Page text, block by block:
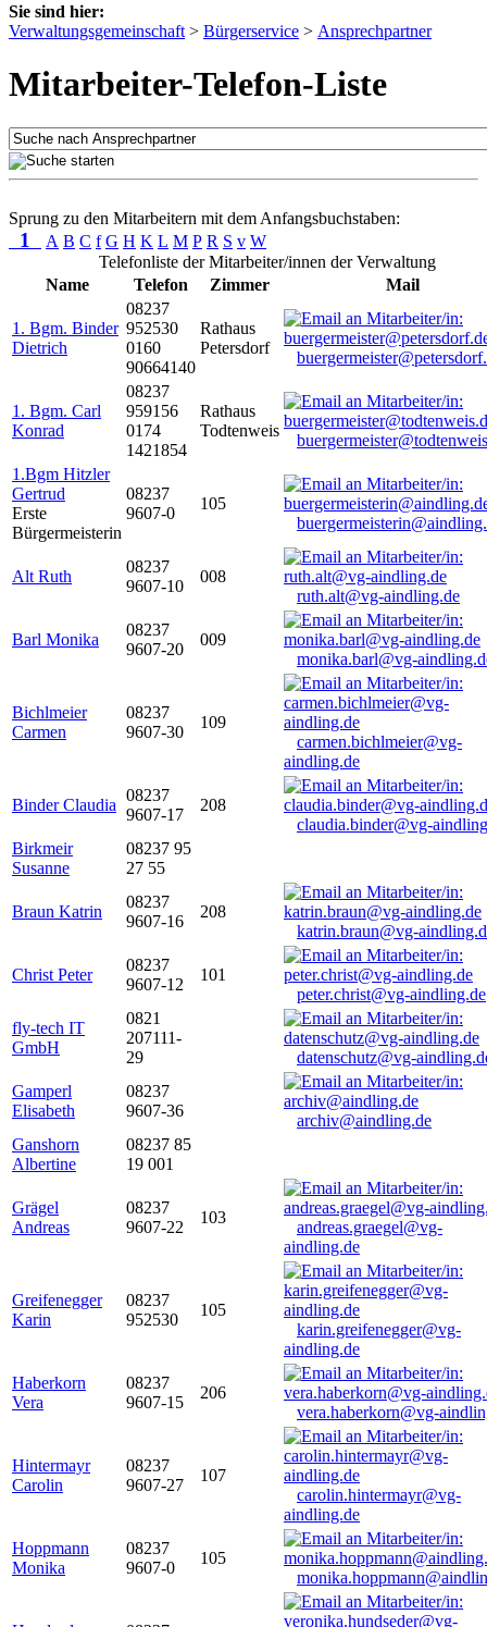
Sie sind hier:
Verwaltungsgemeinschaft > Bürgerservice > Ansprechpartner
Mitarbeiter-Telefon-Liste
Sprung zu den Mitarbeitern mit dem Anfangsbuchstaben:
1 A B C f G H K L M P R S v W
Telefonliste der Mitarbeiter/innen der Verwaltung
Name
Telefon Zimmer Mail
1. Bgm. Binder
Dietrich
08237
952530
0160
90664140
Rathaus
Petersdorf
1. Bgm. Carl
Konrad
08237
959156
0174
1421854
Rathaus
Todtenweis
1.Bgm Hitzler
Gertrud
Erste
Bürgermeisterin
08237
9607-0
105
Alt Ruth
08237
9607-10
008
ruth.alt@vg-aindling.de
Barl Monika
08237
9607-20
009
monika.barl@vg-
Bichlmeier
Carmen
08237
9607-30
109
carmen.bichlmeier@vg-
aindling.de
Binder Claudia
08237
9607-17
208
claudia.binder@vg-
Birkmeir
Susanne
08237 95
27 55
Braun Katrin
08237
9607-16
208
katrin.braun@vg-
Christ Peter
08237
9607-12
101
peter.christ@vg-aindling.de
fly-tech IT
GmbH
0821
207111-
29
datenschutz@vg-
Gamperl
Elisabeth
08237
9607-36
archiv@aindling.de
Ganshorn
Albertine
08237 85
19 001
Grägel
Andreas
08237
9607-22
103
andreas.graegel@vg-
aindling.de
Greifenegger
Karin
08237
952530
105
karin.greifenegger@vg-
aindling.de
Haberkorn
Vera
08237
9607-15
206
vera.haberkorn@vg-
Hintermayr
Carolin
08237
9607-27
107
carolin.hintermayr@vg-
aindling.de
Hoppmann
Monika
08237
9607-0
105